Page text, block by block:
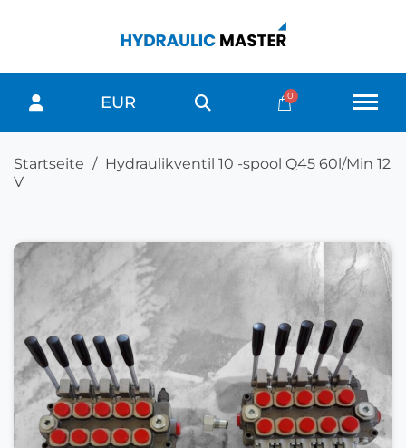
EUR
Startseite
Hydraulikventil 10 -spool Q45 60l/Min 12
V